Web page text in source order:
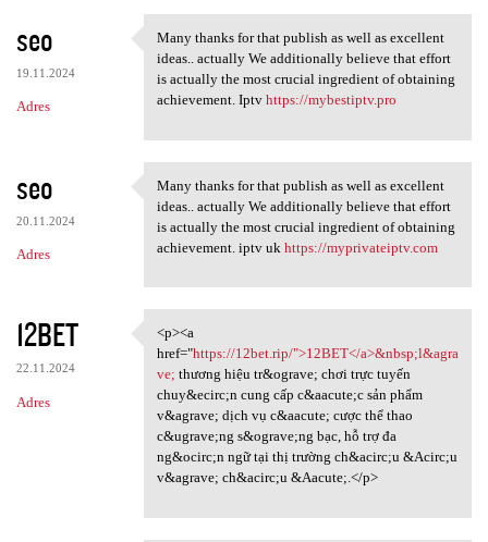
K
o
m
e
t
a
r
seo
19.11.2024
Adres
Many thanks for that publish
Many thanks for that publish as well as excellent
ideas.. actually We additionally believe that effort
is actually the most crucial ingredient of obtaining
achievement. Iptv https://mybestiptv.pro
seo
20.11.2024
Adres
Many thanks for that publish
Many thanks for that publish as well as excellent
ideas.. actually We additionally believe that effort
is actually the most crucial ingredient of obtaining
achievement. iptv uk https://myprivateiptv.com
12BET
22.11.2024
Adres
<p><a href="https://12bet.rip
<p><a
href="https://12bet.rip/">12BET</a>&nbsp;l&agra
ve; thương hiệu tr&ograve; chơi trực tuyến
chuy&ecirc;n cung cấp c&aacute;c sản phẩm
v&agrave; dịch vụ c&aacute; cược thể thao
c&ugrave;ng s&ograve;ng bạc, hỗ trợ đa
ng&ocirc;n ngữ tại thị trường ch&acirc;u &Acirc;u
v&agrave; ch&acirc;u &Aacute;.</p>